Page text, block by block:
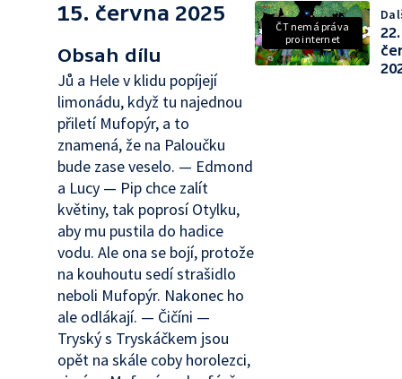
15. června 2025
Obsah dílu
Jů a Hele v klidu popíjejí
limonádu, když tu najednou
přiletí Mufopýr, a to
znamená, že na Paloučku
bude zase veselo. — Edmond
a Lucy — Pip chce zalít
květiny, tak poprosí Otylku,
aby mu pustila do hadice
vodu. Ale ona se bojí, protože
na kouhoutu sedí strašidlo
neboli Mufopýr. Nakonec ho
ale odlákají. — Čičíni —
Tryský s Tryskáčkem jsou
opět na skále coby horolezci,
ČT nemá práva
pro internet
22.